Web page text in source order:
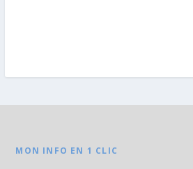
MON INFO EN 1 CLIC